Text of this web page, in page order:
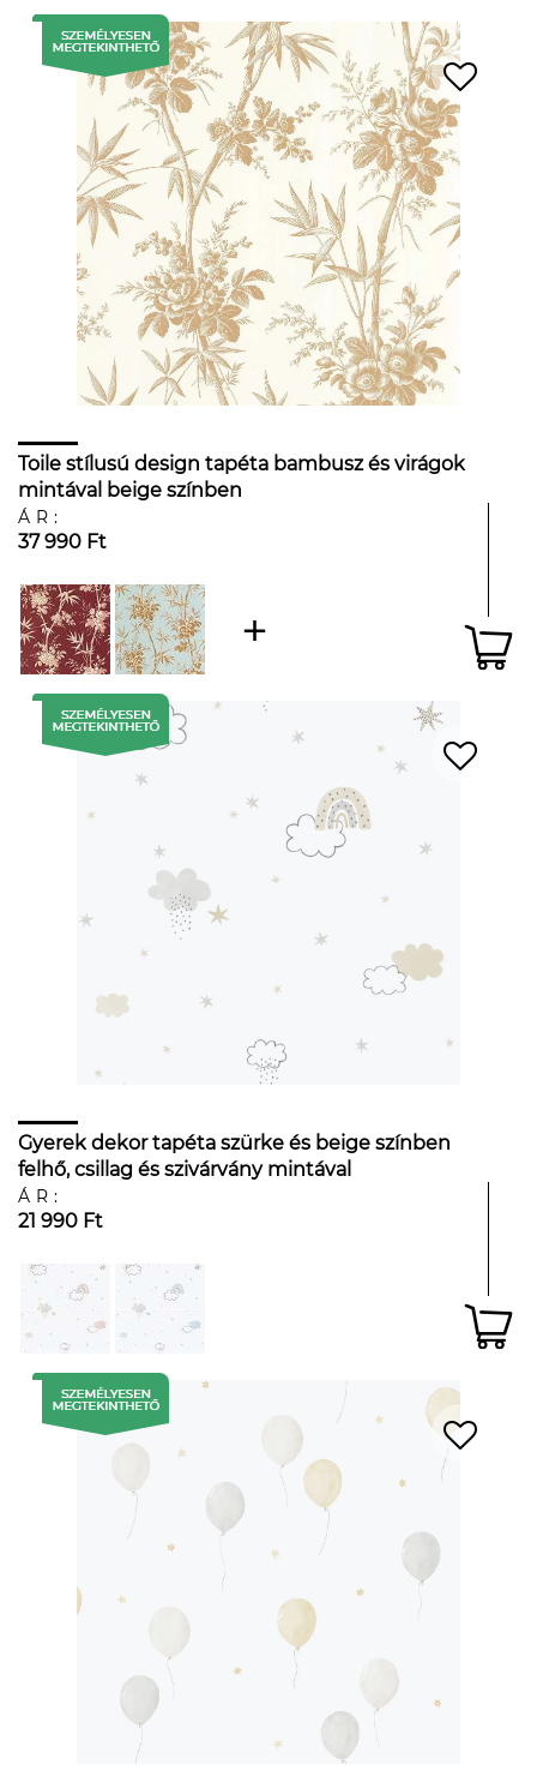
Toile stílusú design tapéta bambusz és virágok
mintával beige színben
ÁR:
37 990 Ft
Gyerek dekor tapéta szürke és beige színben
felhő, csillag és szivárvány mintával
ÁR:
21 990 Ft